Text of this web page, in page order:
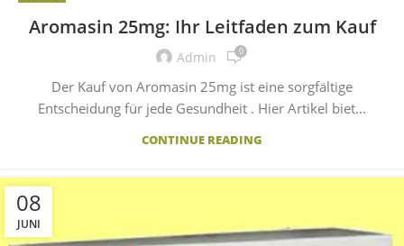
Aromasin 25mg: Ihr Leitfaden zum Kauf
Admin 0
Der Kauf von Aromasin 25mg ist eine sorgfältige
Entscheidung für jede Gesundheit . Hier Artikel biet...
CONTINUE READING
08
JUNI